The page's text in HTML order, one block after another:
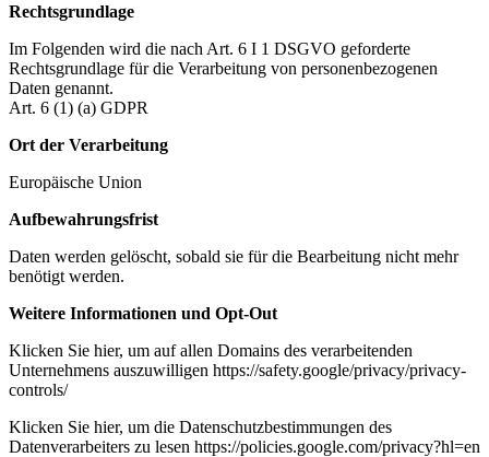
Rechtsgrundlage
Im Folgenden wird die nach Art. 6 I 1 DSGVO geforderte
Rechtsgrundlage für die Verarbeitung von personenbezogenen
Daten genannt.
Art. 6 (1) (a) GDPR
Ort der Verarbeitung
Europäische Union
Aufbewahrungsfrist
Daten werden gelöscht, sobald sie für die Bearbeitung nicht mehr
benötigt werden.
Weitere Informationen und Opt-Out
Klicken Sie hier, um auf allen Domains des verarbeitenden
Unternehmens auszuwilligen https://safety.google/privacy/privacy-
controls/
Klicken Sie hier, um die Datenschutzbestimmungen des
Datenverarbeiters zu lesen https://policies.google.com/privacy?hl=en